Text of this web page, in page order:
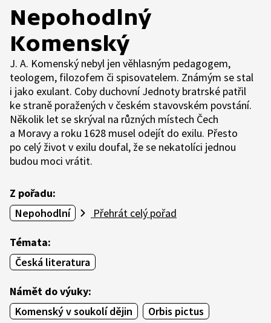
Nepohodlný
Komenský
J. A. Komenský nebyl jen věhlasným pedagogem,
teologem, filozofem či spisovatelem. Známým se stal
i jako exulant. Coby duchovní Jednoty bratrské patřil
ke straně poražených v českém stavovském povstání.
Několik let se skrýval na různých místech Čech
a Moravy a roku 1628 musel odejít do exilu. Přesto
po celý život v exilu doufal, že se nekatolíci jednou
budou moci vrátit.
Z pořadu:
Nepohodlní
Přehrát celý pořad
Témata:
Česká literatura
Námět do výuky:
Komenský v soukolí dějin
Orbis pictus